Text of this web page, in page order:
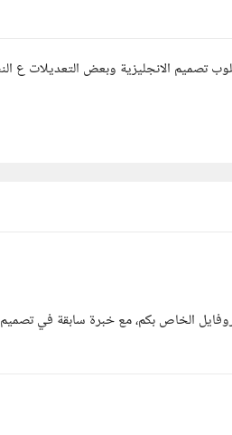
الخاص بكم، مع خبرة سابقة في